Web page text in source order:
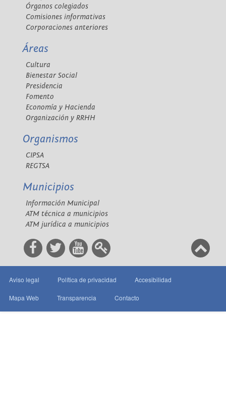
Órganos colegiados
Comisiones informativas
Corporaciones anteriores
Áreas
Cultura
Bienestar Social
Presidencia
Fomento
Economía y Hacienda
Organización y RRHH
Organismos
CIPSA
REGTSA
Municipios
Información Municipal
ATM técnica a municipios
ATM jurídica a municipios
Aviso legal Política de privacidad Accesibilidad
Mapa Web Transparencia Contacto